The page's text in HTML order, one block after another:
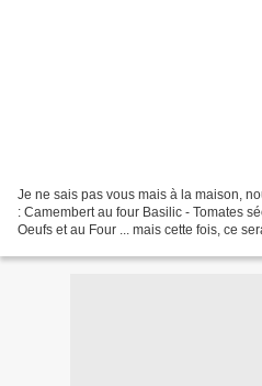
Je ne sais pas vous mais à la maison,
: Camembert au four Basilic - Tomates
Oeufs et au Four ... mais cette fois, ce